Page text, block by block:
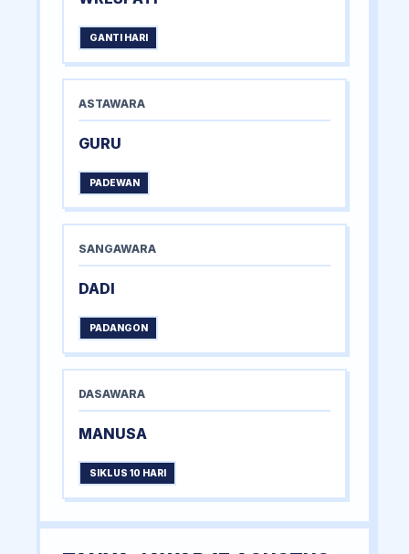
GANTI HARI
ASTAWARA
GURU
PADEWAN
SANGAWARA
DADI
PADANGON
DASAWARA
MANUSA
SIKLUS 10 HARI